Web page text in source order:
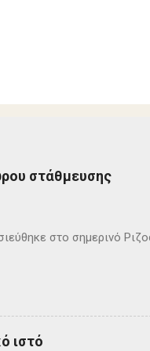
στάθμευσης
στο σημερινό
ιστό